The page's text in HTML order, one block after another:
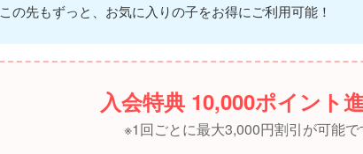
この先もずっと、お気に入りの子をお得にご利用可能！
入会特典 10,000ポイント
※1回ごとに最大3,000円割引が可能